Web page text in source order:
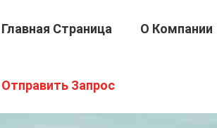
Главная Страница О Компании
Отправить Запрос